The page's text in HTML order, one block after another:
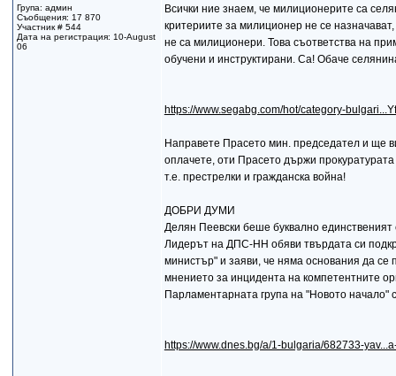
Група: админ
Съобщения: 17 870
Участник # 544
Дата на регистрация: 10-August
06
Всички ние знаем, че милиционерите са
критериите за милиционер не се
не са милиционери. Това съответства на
обучени и инструктирани. Са! Обаче
https://www.segabg.com/hot/category-
Направете Прасето мин. председател и ще
оплачете, оти Прасето държи
т.е. престрелки и гражданска война!
ДОБРИ ДУМИ
Делян Пеевски беше буквално
Лидерът на ДПС-НН обяви твърдата си
министър" и заяви, че няма основания да се
мнението за инцидента на компетентните
Парламентарната група на "Новото начало"
https://www.dnes.bg/a/1-bulgaria/682733-